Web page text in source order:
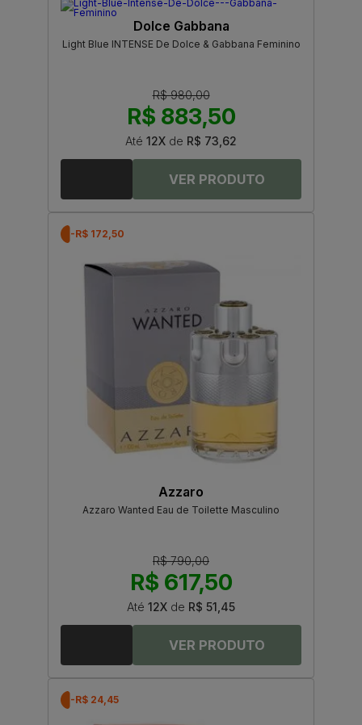
Dolce Gabbana
Light Blue INTENSE De Dolce & Gabbana Feminino
R$ 980,00
R$ 883,50
Até 12X de R$ 73,62
-R$ 172,50
Azzaro
Azzaro Wanted Eau de Toilette Masculino
R$ 790,00
R$ 617,50
Até 12X de R$ 51,45
-R$ 24,45